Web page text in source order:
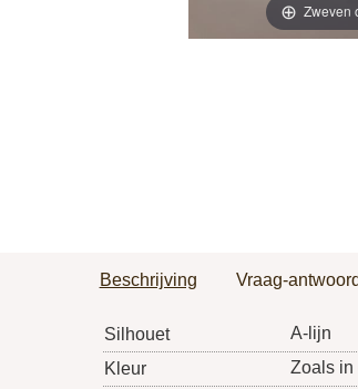
Zweven
Beschrijving Vraag-antwoord
Silhouet
A-lijn
Kleur
Zoals in